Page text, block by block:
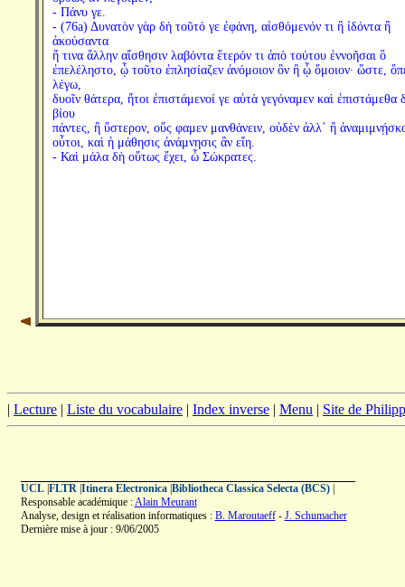
- Πάνυ γε.
- (76a) Δυνατὸν γὰρ δὴ τοῦτό γε ἐφάνη, αἰσθόμενόν τι ἢ ἰδόντα ἢ
ἀκούσαντα
ἤ τινα ἄλλην αἴσθησιν λαβόντα ἕτερόν τι ἀπὸ τούτου ἐννοῆσαι ὃ
ἐπελέληστο, ᾧ τοῦτο ἐπλησίαζεν ἀνόμοιον ὂν ἢ ᾧ ὅμοιον· ὥστε,
λέγω,
δυοῖν θάτερα, ἤτοι ἐπιστάμενοί γε αὐτὰ γεγόναμεν καὶ ἐπιστάμεθα
βίου
πάντες, ἢ ὕστερον, οὕς φαμεν μανθάνειν, οὐδὲν ἀλλ᾽ ἢ
οὗτοι, καὶ ἡ μάθησις ἀνάμνησις ἂν εἴη.
- Καὶ μάλα δὴ οὕτως ἔχει, ὦ Σώκρατες.
| Lecture | Liste du vocabulaire | Index inverse | Menu | Site de
UCL| FLTR| Itinera Electronica| Bibliotheca Classica Selecta (BCS)|
Responsable académique :Alain Meurant
Analyse, design et réalisation informatiques : B. Maroutaeff- J. Schumacher
Dernière mise à jour : 9/06/2005